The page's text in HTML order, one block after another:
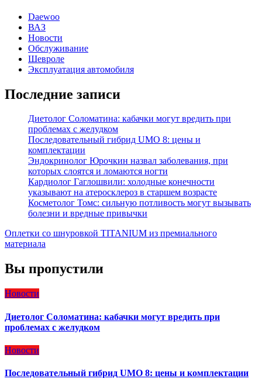
Daewoo
ВАЗ
Новости
Обслуживание
Шевроле
Эксплуатация автомобиля
Последние записи
Диетолог Соломатина: кабачки могут вредить при
проблемах с желудком
Последовательный гибрид UMO 8: цены и
комплектации
Эндокринолог Юрочкин назвал заболевания, при
которых слоятся и ломаются ногти
Кардиолог Гаглошвили: холодные конечности
указывают на атеросклероз в старшем возрасте
Косметолог Томс: сильную потливость могут вызывать
болезни и вредные привычки
Оплетки со шнуровкой TITANIUM из премиального
материала
Вы пропустили
Новости
Диетолог Соломатина: кабачки могут вредить при
проблемах с желудком
Новости
Последовательный гибрид UMO 8: цены и комплектации